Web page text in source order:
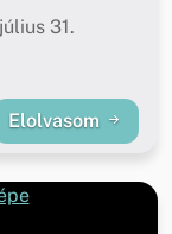
31.
Elolvasom